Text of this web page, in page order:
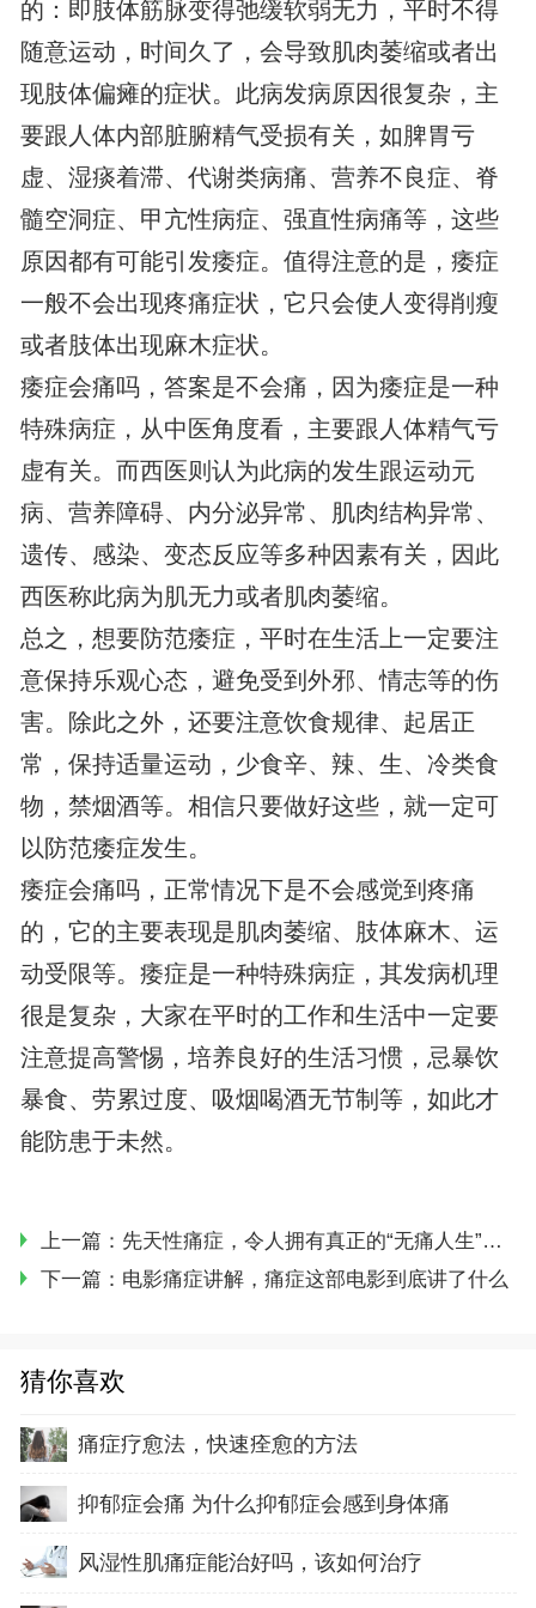
的：即肢体筋脉变得弛缓软弱无力，平时不得
随意运动，时间久了，会导致肌肉萎缩或者出
现肢体偏瘫的症状。此病发病原因很复杂，主
要跟人体内部脏腑精气受损有关，如脾胃亏
虚、湿痰着滞、代谢类病痛、营养不良症、脊
髓空洞症、甲亢性病症、强直性病痛等，这些
原因都有可能引发痿症。值得注意的是，痿症
一般不会出现疼痛症状，它只会使人变得削瘦
或者肢体出现麻木症状。
痿症会痛吗，答案是不会痛，因为痿症是一种
特殊病症，从中医角度看，主要跟人体精气亏
虚有关。而西医则认为此病的发生跟运动元
病、营养障碍、内分泌异常、肌肉结构异常、
遗传、感染、变态反应等多种因素有关，因此
西医称此病为肌无力或者肌肉萎缩。
总之，想要防范痿症，平时在生活上一定要注
意保持乐观心态，避免受到外邪、情志等的伤
害。除此之外，还要注意饮食规律、起居正
常，保持适量运动，少食辛、辣、生、冷类食
物，禁烟酒等。相信只要做好这些，就一定可
以防范痿症发生。
痿症会痛吗，正常情况下是不会感觉到疼痛
的，它的主要表现是肌肉萎缩、肢体麻木、运
动受限等。痿症是一种特殊病症，其发病机理
很是复杂，大家在平时的工作和生活中一定要
注意提高警惕，培养良好的生活习惯，忌暴饮
暴食、劳累过度、吸烟喝酒无节制等，如此才
能防患于未然。
上一篇： 先天性痛症，令人拥有真正的“无痛人生”，全世.界仅有40例
下一篇： 电影痛症讲解，痛症这部电影到底讲了什么
猜你喜欢
痛症疗愈法，快速痊愈的方法
抑郁症会痛 为什么抑郁症会感到身体痛
风湿性肌痛症能治好吗，该如何治疗